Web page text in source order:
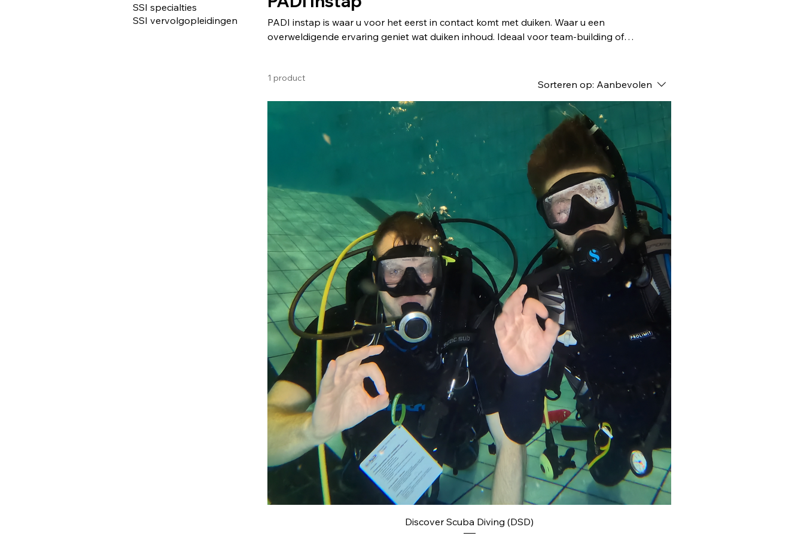
SSI specialties
SSI vervolgopleidingen
PADI instap is waar u voor het eerst in contact komt met duiken. Waar u een
overweldigende ervaring geniet wat duiken inhoud. Ideaal voor team-building of
1 product
Sorteren op: Aanbevolen
Discover Scuba Diving (DSD)